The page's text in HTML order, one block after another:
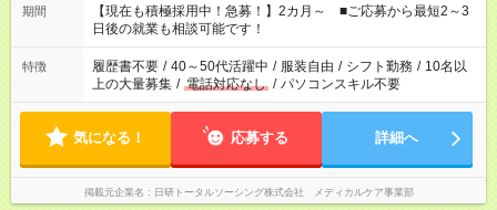
たくない」 など、ご希望を教えてくださいね。 ※Wワーク希望
の方へ 今ご覧のお仕事で希望する勤務時間と、もう1つのお仕事
の勤務時間。 合計で週40時間を超える場合は応募できません。
期間
【現在も積極採用中！急募！】2カ月～ ■ご応募から最短2～3
日後の就業も相談可能です！
特徴 履歴書不要 / 40～50代活躍中 / 服装自由 / シフト勤務 / 10名以
上の大量募集 / 電話対応なし / パソコンスキル不要
気になる！ 応募する 詳細へ
掲載元企業名 日研トータルソーシング株式会社 メディカルケア事業部